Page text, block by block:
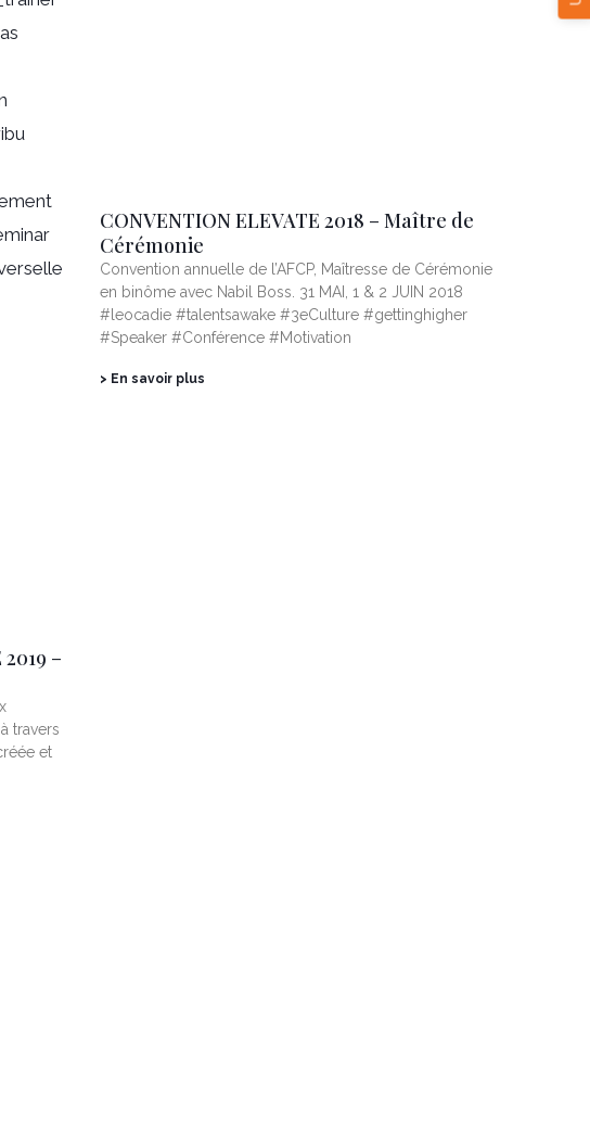
–
travers
et
CONVENTION ELEVATE 2018 – Maître de
Cérémonie
Convention annuelle de l’AFCP, Maîtresse de Cérémonie
en binôme avec Nabil Boss. 31 MAI, 1 & 2 JUIN 2018
#leocadie #talentsawake #3eCulture #gettinghigher
#Speaker #Conférence #Motivation
> En savoir plus